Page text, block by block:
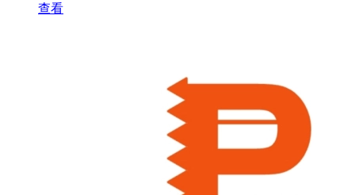
查看